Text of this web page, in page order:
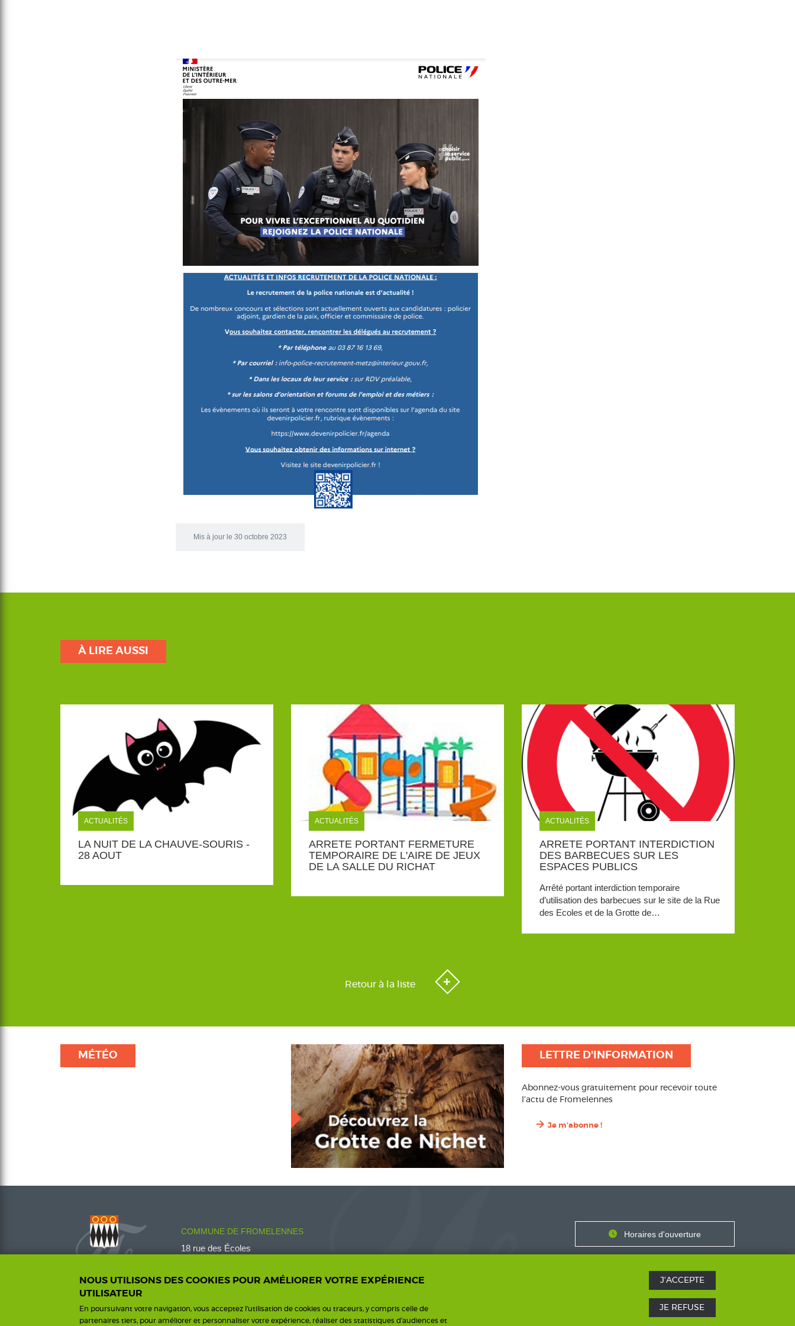
Mis à jour le 30 octobre 2023
À LIRE AUSSI
ACTUALITÉS
LA NUIT DE LA CHAUVE-SOURIS -
28 AOUT
ACTUALITÉS
ARRETE PORTANT FERMETURE
TEMPORAIRE DE L'AIRE DE JEUX
DE LA SALLE DU RICHAT
ACTUALITÉS
ARRETE PORTANT INTERDICTION
DES BARBECUES SUR LES
ESPACES PUBLICS
Arrêté portant interdiction temporaire
d’utilisation des barbecues sur le site de la Rue
des Ecoles et de la Grotte de…
Retour à la liste
MÉTÉO LETTRE D'INFORMATION
Abonnez-vous gratuitement pour recevoir toute
l’actu de Fromelennes
Je m'abonne !
COMMUNE DE FROMELENNES
18 rue des Écoles
HorairesHoraires d'ouverture
Nous contacter
NOUS UTILISONS DES COOKIES POUR AMÉLIORER VOTRE EXPÉRIENCE
UTILISATEUR
En poursuivant votre navigation, vous acceptez l'utilisation de cookies ou traceurs, y compris celle de
partenaires tiers, pour améliorer et personnaliser votre expérience, réaliser des statistiques d’audiences et
J'ACCEPTE
JE REFUSE